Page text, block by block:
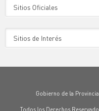
Gobierno de la
Todos los Derechos